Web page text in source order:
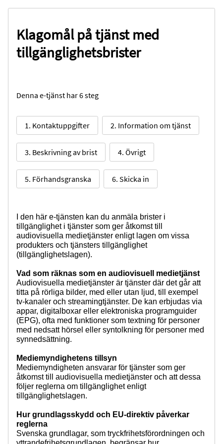
Klagomål på tjänst med
tillgänglighetsbrister
Denna e-tjänst har 6 steg
1. Kontaktuppgifter 2. Information om tjänst
3. Beskrivning av brist 4. Övrigt
5. Förhandsgranska 6. Skicka in
I den här e-tjänsten kan du anmäla brister i
tillgänglighet i tjänster som ger åtkomst till
audiovisuella medietjänster enligt lagen om vissa
produkters och tjänsters tillgänglighet
(tillgänglighetslagen).
Vad som räknas som en audiovisuell medietjänst
Audiovisuella medietjänster är tjänster där det går att
titta på rörliga bilder, med eller utan ljud, till exempel
tv-kanaler och streamingtjänster. De kan erbjudas via
appar, digitalboxar eller elektroniska programguider
(EPG), ofta med funktioner som textning för personer
med nedsatt hörsel eller syntolkning för personer med
synnedsättning.
Mediemyndighetens tillsyn
Mediemyndigheten ansvarar för tjänster som ger
åtkomst till audiovisuella medietjänster och att dessa
följer reglerna om tillgänglighet enligt
tillgänglighetslagen.
Hur grundlagsskydd och EU-direktiv påverkar
reglerna
Svenska grundlagar, som tryckfrihetsförordningen och